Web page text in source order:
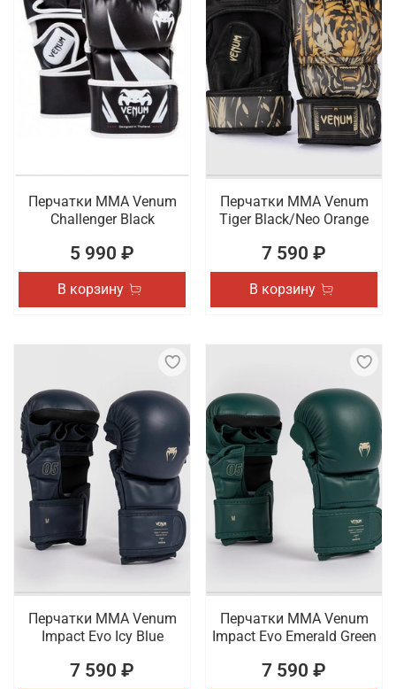
Перчатки ММА Venum
Challenger Black
5 990 ₽
В корзину
Перчатки ММА Venum
Tiger Black/Neo Orange
7 590 ₽
В корзину
Перчатки ММА Venum
Impact Evo Icy Blue
7 590 ₽
Перчатки ММА Venum
Impact Evo Emerald Green
7 590 ₽